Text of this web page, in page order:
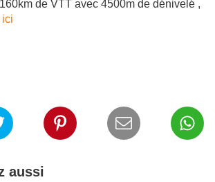
de VTT avec 4500m de dénivelé ,
ici
aussi